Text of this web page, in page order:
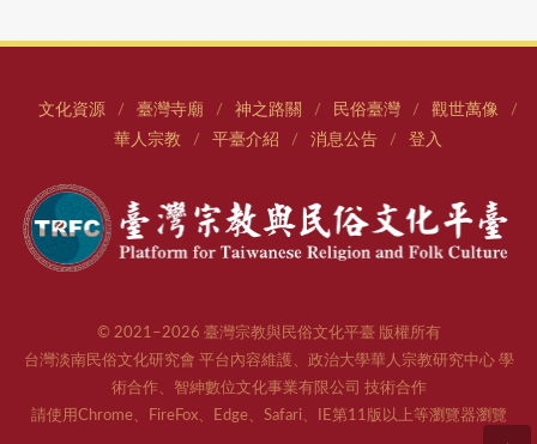
文化資源 / 臺灣寺廟 / 神之路關 / 民俗臺灣 / 觀世萬像 /
華人宗教 / 平臺介紹 / 消息公告 / 登入
© 2021–2026 臺灣宗教與民俗文化平臺 版權所有
台灣淡南民俗文化研究會 平台內容維護、政治大學華人宗教研究中心 學
術合作、智紳數位文化事業有限公司 技術合作
請使用Chrome、FireFox、Edge、Safari、IE第11版以上等瀏覽器瀏覽